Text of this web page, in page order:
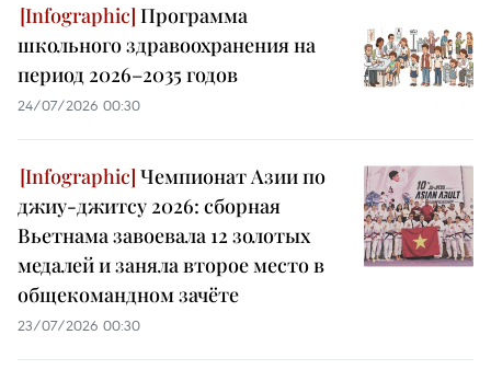
Программа
школьного здравоохранения на
период 2026–2035 годов
24/07/2026 00:30
Чемпионат Азии по
джиу-джитсу 2026: сборная
Вьетнама завоевала 12 золотых
медалей и заняла второе место в
общекомандном зачёте
23/07/2026 00:30